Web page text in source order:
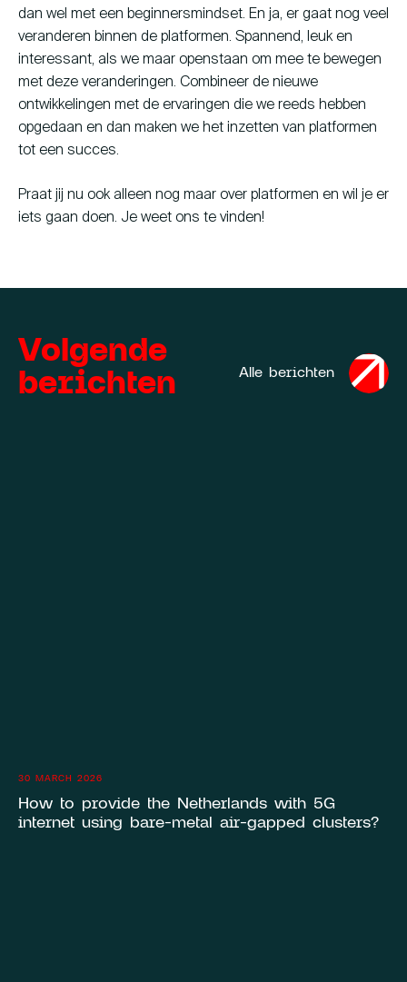
dan wel met een beginnersmindset. En ja, er gaat nog veel
veranderen binnen de platformen. Spannend, leuk en
interessant, als we maar openstaan om mee te bewegen
met deze veranderingen. Combineer de nieuwe
ontwikkelingen met de ervaringen die we reeds hebben
opgedaan en dan maken we het inzetten van platformen
tot een succes.
Praat jij nu ook alleen nog maar over platformen en wil je er
iets gaan doen. Je weet ons te vinden!
Volgende
berichten
Alle berichten
30 MARCH 2026
How to provide the Netherlands with 5G
internet using bare-metal air-gapped clusters?